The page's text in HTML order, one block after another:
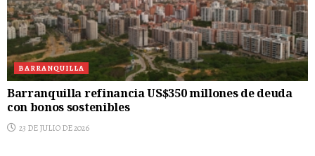
BARRANQUILLA
Barranquilla refinancia US$350 millones de deuda
con bonos sostenibles
23 DE JULIO DE 2026